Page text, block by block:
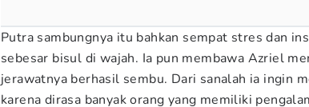
Putra sambungnya itu bahkan sempat stres dan
sebesar bisul di wajah. Ia pun membawa Azriel
jerawatnya berhasil sembu. Dari sanalah ia ingin
karena dirasa banyak orang yang memiliki